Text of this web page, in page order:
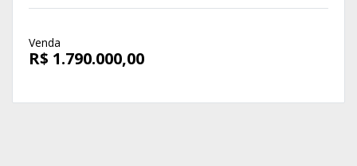
Venda
R$ 1.790.000,00